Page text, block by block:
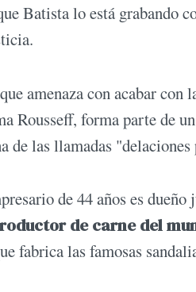
Batista lo está grabando
amenaza con acabar con
Rousseff, forma parte de
de las llamadas "delaciones
de 44 años es
de carne del
fabrica las famosas